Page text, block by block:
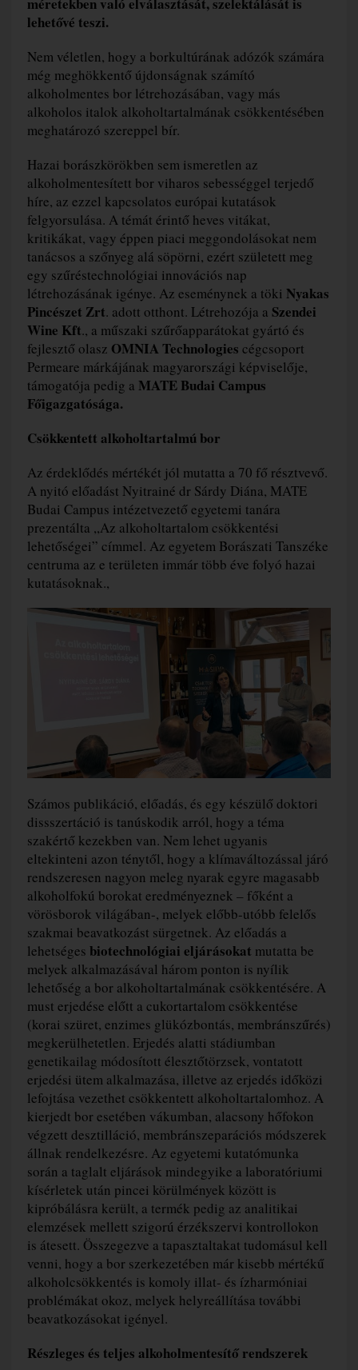
lehetővé teszi.
Nem véletlen, hogy a borkultúrának adózók számára
még meghökkentő újdonságnak számító
alkoholmentes bor létrehozásában, vagy más
alkoholos italok alkoholtartalmának csökkentésében
meghatározó szereppel bír.
Hazai borászkörökben sem ismeretlen az
alkoholmentesített bor viharos sebességgel terjedő
híre, az ezzel kapcsolatos európai kutatások
felgyorsulása. A témát érintő heves vitákat,
kritikákat, vagy éppen piaci meggondolásokat nem
tanácsos a szőnyeg alá söpörni, ezért született meg
egy szűréstechnológiai innovációs nap
létrehozásának igénye. Az eseménynek a töki Nyakas
Pincészet Zrt. adott otthont. Létrehozója a Szendei
Wine Kft., a műszaki szűrőapparátokat gyártó és
fejlesztő olasz OMNIA Technologies cégcsoport
Permeare márkájának magyarországi képviselője,
támogatója pedig a MATE Budai Campus
Főigazgatósága.
Csökkentett alkoholtartalmú bor
Az érdeklődés mértékét jól mutatta a 70 fő résztvevő.
A nyitó előadást Nyitrainé dr Sárdy Diána, MATE
Budai Campus intézetvezető egyetemi tanára
prezentálta ,,Az alkoholtartalom csökkentési
lehetőségei” címmel. Az egyetem Borászati Tanszéke
centruma az e területen immár több éve folyó hazai
kutatásoknak.,
Számos publikáció, előadás, és egy készülő doktori
dissszertáció is tanúskodik arról, hogy a téma
szakértő kezekben van. Nem lehet ugyanis
eltekinteni azon ténytől, hogy a klímaváltozással járó
rendszeresen nagyon meleg nyarak egyre magasabb
alkoholfokú borokat eredményeznek – főként a
vörösborok világában-, melyek előbb-utóbb felelős
szakmai beavatkozást sürgetnek. Az előadás a
lehetséges biotechnológiai eljárásokat mutatta be
melyek alkalmazásával három ponton is nyílik
lehetőség a bor alkoholtartalmának csökkentésére. A
must erjedése előtt a cukortartalom csökkentése
(korai szüret, enzimes glükózbontás, membránszűrés)
megkerülhetetlen. Erjedés alatti stádiumban
genetikailag módosított élesztőtörzsek, vontatott
erjedési ütem alkalmazása, illetve az erjedés időközi
lefojtása vezethet csökkentett alkoholtartalomhoz. A
kierjedt bor esetében vákumban, alacsony hőfokon
végzett desztilláció, membránszeparációs módszerek
állnak rendelkezésre. Az egyetemi kutatómunka
során a taglalt eljárások mindegyike a laboratóriumi
kísérletek után pincei körülmények között is
kipróbálásra került, a termék pedig az analitikai
elemzések mellett szigorú érzékszervi kontrollokon
is átesett. Összegezve a tapasztaltakat tudomásul kell
venni, hogy a bor szerkezetében már kisebb mértékű
alkoholcsökkentés is komoly illat- és ízharmóniai
problémákat okoz, melyek helyreállítása további
beavatkozásokat igényel.
Részleges és teljes alkoholmentesítő rendszerek